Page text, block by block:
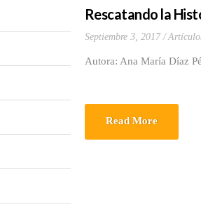
Rescatando la
Septiembre 3, 2017
Autora: Ana María Díaz
Read More